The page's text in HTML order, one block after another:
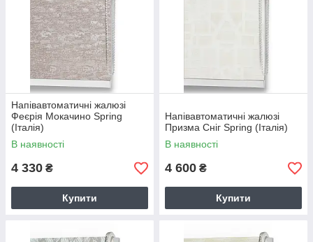
Напівавтоматичні жалюзі
Феєрія Мокачино Spring
(Італія)
В наявності
4 330 ₴
Купити
Напівавтоматичні жалюзі
Призма Сніг Spring (Італія)
В наявності
4 600 ₴
Купити